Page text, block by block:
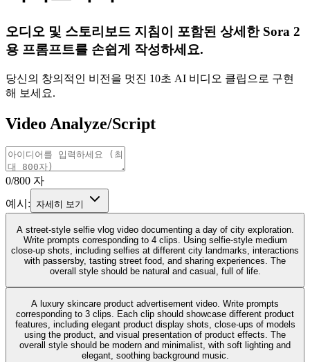
오디오 및 스토리보드 지침이 포함된 상세한 Sora 2
용 프롬프트를 손쉽게 작성하세요.
당신의 창의적인 비전을 멋진 10초 AI 비디오 클립으로 구현
해 보세요.
Video Analyze/Script
0/800 자
예시: 자세히 보기
A street-style selfie vlog video documenting a day of city exploration.
Write prompts corresponding to 4 clips. Using selfie-style medium
close-up shots, including selfies at different city landmarks, interactions
with passersby, tasting street food, and sharing experiences. The
overall style should be natural and casual, full of life.
A luxury skincare product advertisement video. Write prompts
corresponding to 3 clips. Each clip should showcase different product
features, including elegant product display shots, close-ups of models
using the product, and visual presentation of product effects. The
overall style should be modern and minimalist, with soft lighting and
elegant, soothing background music.